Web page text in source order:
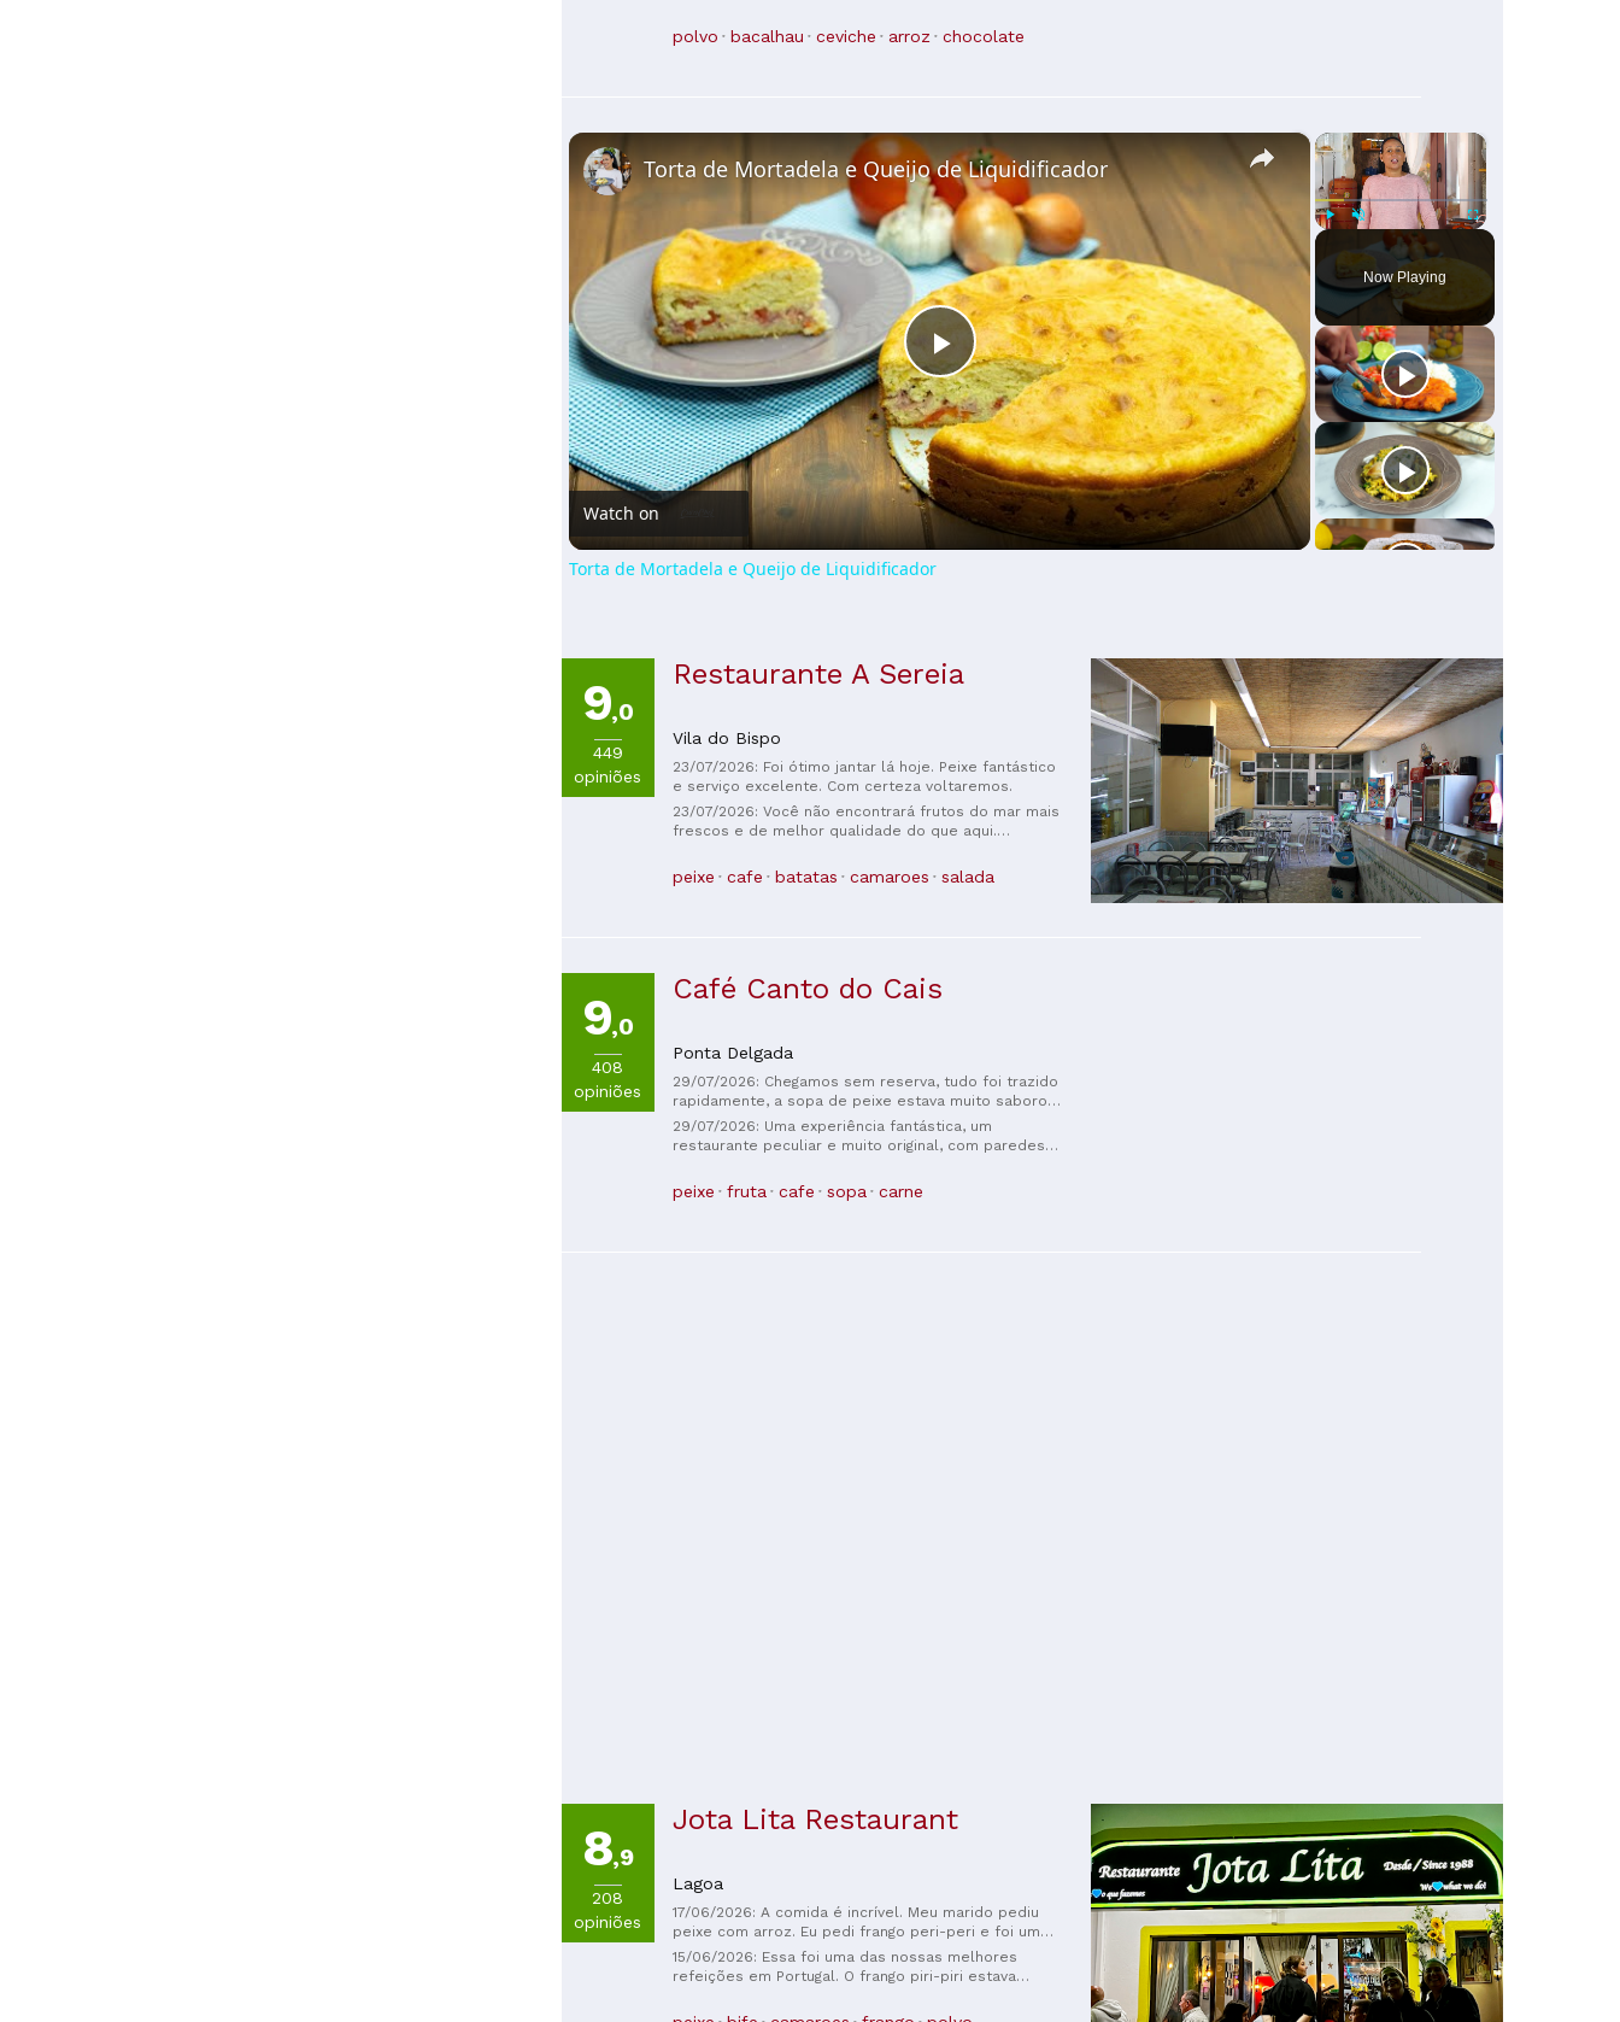
Guimarães. Quem não come frutos do mar terá
outras opções.
polvo bacalhau ceviche arroz chocolate
×
Unmute Fullscreen
Now Playing
×
Play
Video
Torta de Mortadela e Queijo de Liquidificador
Watch on
Torta de Mortadela e Queijo de Liquidificador
9,0
449
opiniões
Restaurante A Sereia
Vila do Bispo
23/07/2026: Foi ótimo jantar lá hoje. Peixe fantástico
e serviço excelente. Com certeza voltaremos.
23/07/2026: Você não encontrará frutos do mar mais
frescos e de melhor qualidade do que aqui.
de peixes, o peixe vem direto do barco para o
balcão de frutos do mar, onde você escolhe o que
valeu muito a pena dirigir desde Lagos para
experimentar.
peixe cafe batatas camaroes salada
9,0
408
opiniões
Café Canto do Cais
Ponta Delgada
29/07/2026: Chegamos sem reserva, tudo foi trazido
rapidamente, a sopa de peixe estava muito saborosa
e pedimos o peixe do dia.
29/07/2026: Uma experiência fantástica, um
restaurante peculiar e muito original, com paredes
encantador.
peixe fruta cafe sopa carne
8,9
208
opiniões
Jota Lita Restaurant
Lagoa
17/06/2026: A comida é incrível. Meu marido pediu
peixe com arroz. Eu pedi frango peri-peri e foi um
dos melhores que já comi. Comida maravilhosa!
15/06/2026: Essa foi uma das nossas melhores
refeições em Portugal. O frango piri-piri estava
estava muito macia e saborosa. O atendimento foi